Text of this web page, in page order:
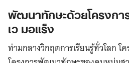
พัฒนาทักษะด้วยโครงกา
เว มอแร็ง
ท่ามกลางวิกฤตการเรียนรู้ทั่วโลก โค